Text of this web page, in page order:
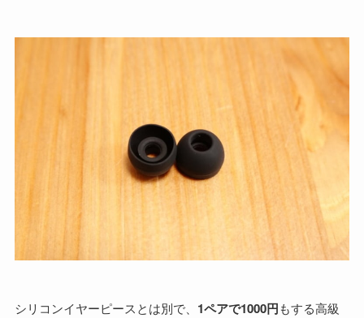
シリコンイヤーピースとは別で、 1ペアで1000円もする高級